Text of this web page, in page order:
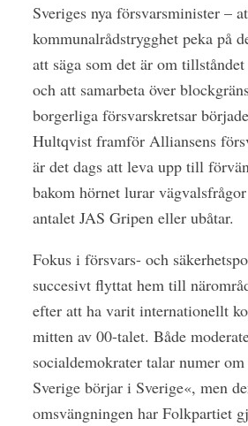
Sveriges nya försvarsminister –
kommunalrådstrygghet peka på
att säga som det är om
och att samarbeta över
borgerliga försvarskretsar
Hultqvist framför Alliansens
är det dags att leva upp till
bakom hörnet lurar
antalet JAS Gripen eller ubåtar.
Fokus i försvars- och
succesivt flyttat hem till
efter att ha varit internationellt
mitten av 00-talet. Både
socialdemokrater talar numer
Sverige börjar i Sverige«, men
omsvängningen har Folkpartiet